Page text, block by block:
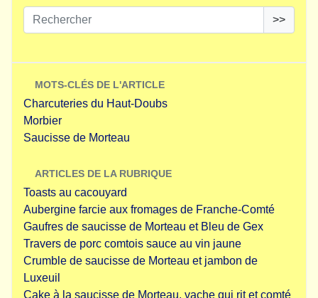
>>
MOTS-CLÉS DE L'ARTICLE
Charcuteries du Haut-Doubs
Morbier
Saucisse de Morteau
ARTICLES DE LA RUBRIQUE
Toasts au cacouyard
Aubergine farcie aux fromages de Franche-Comté
Gaufres de saucisse de Morteau et Bleu de Gex
Travers de porc comtois sauce au vin jaune
Crumble de saucisse de Morteau et jambon de
Luxeuil
Cake à la saucisse de Morteau, vache qui rit et comté